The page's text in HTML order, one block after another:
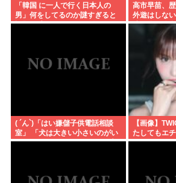
「韓国 に一人で行く日本人の
男」何をしてるのか謎すぎると
話題に 言われてみれば確かにそ
高市早苗、
外遊はしな
連日終日公
( ´ん`)「はい嫌儲子供電話相談
室」 「犬は大きい小さいのがい
るのになんで猫はみんな同じ大
【画像】
たしてもエ
www